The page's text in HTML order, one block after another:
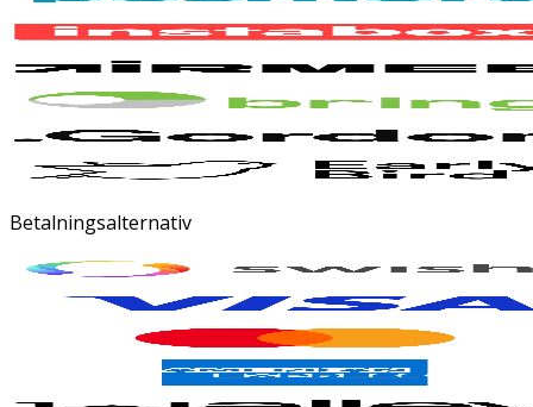
Betalningsalternativ